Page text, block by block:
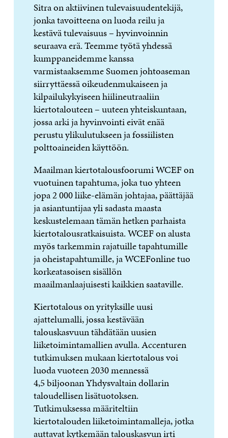
Sitra on aktiivinen tulevaisuudentekijä,
jonka tavoitteena on luoda reilu ja
kestävä tulevaisuus – hyvinvoinnin
seuraava erä. Teemme työtä yhdessä
kumppaneidemme kanssa
varmistaaksemme Suomen johtoaseman
siirryttäessä oikeudenmukaiseen ja
kilpailukykyiseen hiilineutraaliin
kiertotalouteen – uuteen yhteiskuntaan,
jossa arki ja hyvinvointi eivät enää
perustu ylikulutukseen ja fossiilisten
polttoaineiden käyttöön.
Maailman kiertotalousfoorumi WCEF on
vuotuinen tapahtuma, joka tuo yhteen
jopa 2 000 liike-elämän johtajaa, päättäjää
ja asiantuntijaa yli sadasta maasta
keskustelemaan tämän hetken parhaista
kiertotalousratkaisuista. WCEF on alusta
myös tarkemmin rajatuille tapahtumille
ja oheistapahtumille, ja WCEFonline tuo
korkeatasoisen sisällön
maailmanlaajuisesti kaikkien saataville.
Kiertotalous on yrityksille uusi
ajattelumalli, jossa kestävään
talouskasvuun tähdätään uusien
liiketoimintamallien avulla. Accenturen
tutkimuksen mukaan kiertotalous voi
luoda vuoteen 2030 mennessä
4,5 biljoonan Yhdysvaltain dollarin
taloudellisen lisätuotoksen.
Tutkimuksessa määriteltiin
kiertotalouden liiketoimintamalleja, jotka
auttavat kytkemään talouskasvun irti